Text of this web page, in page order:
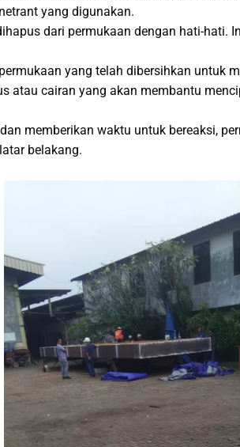
yang digunakan.
dari permukaan dengan hati-
yang telah dibersihkan untuk
atau cairan yang akan membantu
memberikan waktu untuk bereaksi,
belakang.